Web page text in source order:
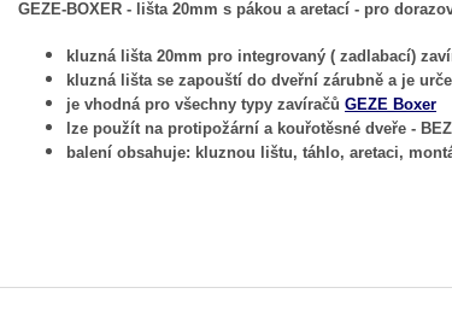
GEZE-BOXER - lišta 20mm s pákou a aretací - pro
kluzná lišta 20mm pro integrovaný ( zadlabací)
kluzná lišta se zapouští do dveřní zárubně a je
je vhodná pro všechny typy zavíračů GEZE Boxer
lze použít na protipožární a kouřotěsné dveře -
balení obsahuje: kluznou lištu, táhlo, aretaci,